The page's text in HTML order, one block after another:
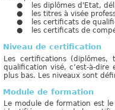
les diplômes d'Etat,
les titres à visée
les certificats de
les certificats de
Niveau de certification
Les certifications (diplômes,
qualification visé, c’est-à-
plus bas. Les niveaux sont
Module de formation
Le module de formation est